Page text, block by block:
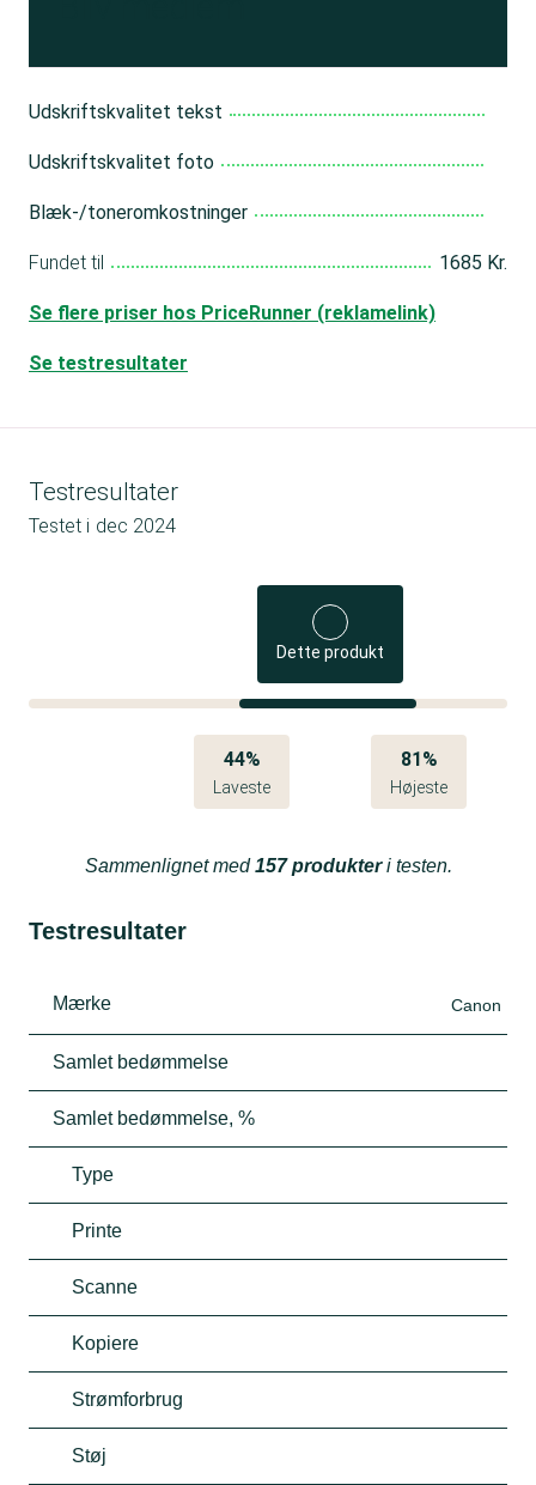
Udskriftskvalitet tekst
Udskriftskvalitet foto
Blæk-/toneromkostninger
Fundet til 1685 Kr.
Se flere priser hos PriceRunner (reklamelink)
Se testresultater
Testresultater
Testet i dec 2024
Dette produkt
44%
Laveste
81%
Højeste
Sammenlignet med157 produkteri testen.
Testresultater
Mærke Canon
Samlet bedømmelse
Samlet bedømmelse, %
Type
Printe
Scanne
Kopiere
Strømforbrug
Støj